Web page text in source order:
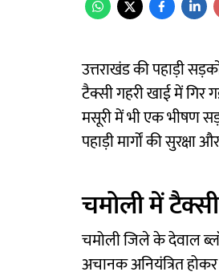
उत्तराखंड की पहाड़ी
टैक्सी गहरी खाई में गिर
मसूरी में भी एक भीषण
पहाड़ी मार्गों की
चमोली में टैक्सी
चमोली जिले के देवाल
अचानक अनियंत्रित होकर